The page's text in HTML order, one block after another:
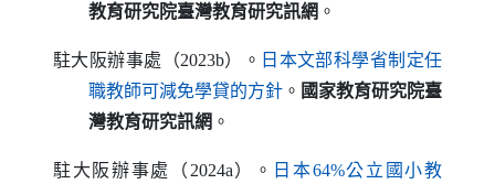
教育研究院臺灣教育研究訊網 。
駐大阪辦事處（2023b）。 日本文部科學省制定任
職教師可減免學貸的方針（另開新視窗）
。 國家教育研究院臺
灣教育研究訊網 。
駐大阪辦事處（2024a）。 日本64%公立國小教